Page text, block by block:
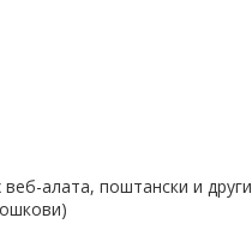
алата, поштански и други